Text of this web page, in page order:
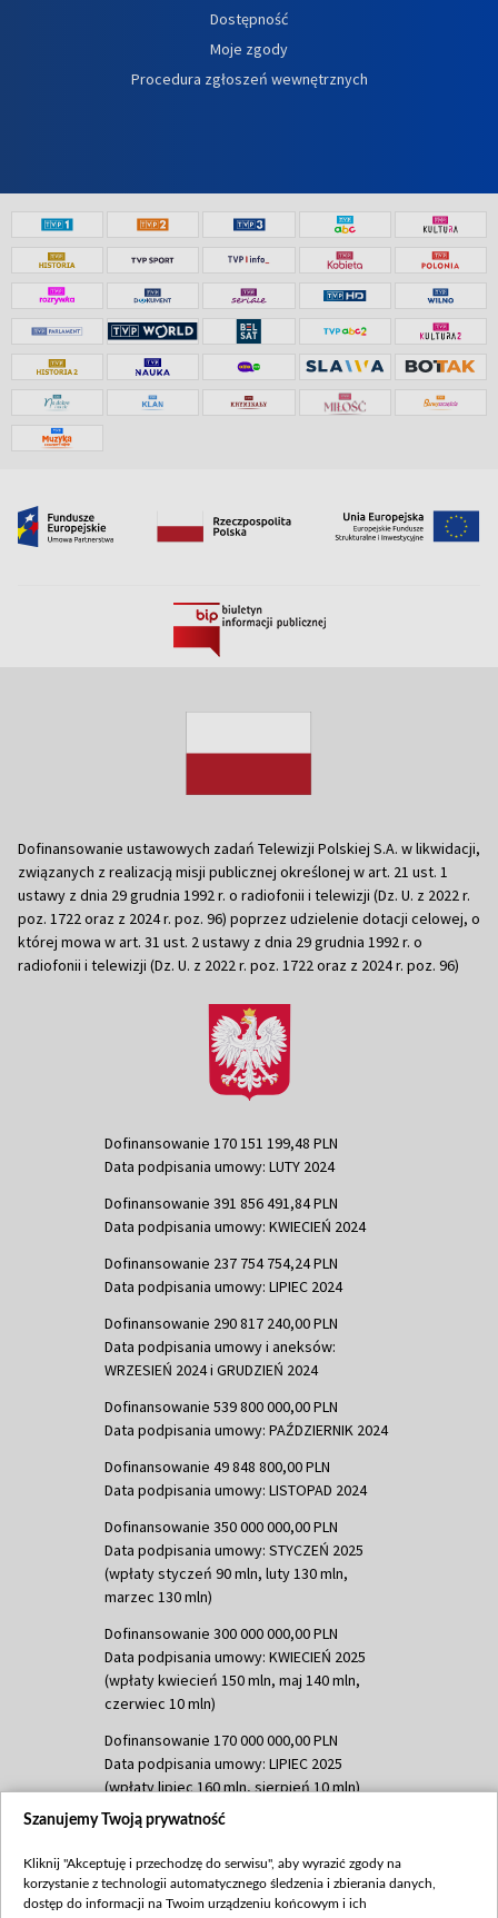
Dostępność
Moje zgody
Procedura zgłoszeń wewnętrznych
Dofinansowanie ustawowych zadań Telewizji Polskiej S.A. w likwidacji,
związanych z realizacją misji publicznej określonej w art. 21 ust. 1
ustawy z dnia 29 grudnia 1992 r. o radiofonii i telewizji (Dz. U. z 2022 r.
poz. 1722 oraz z 2024 r. poz. 96) poprzez udzielenie dotacji celowej, o
której mowa w art. 31 ust. 2 ustawy z dnia 29 grudnia 1992 r. o
radiofonii i telewizji (Dz. U. z 2022 r. poz. 1722 oraz z 2024 r. poz. 96)
Dofinansowanie 170 151 199,48 PLN
Data podpisania umowy: LUTY 2024
Dofinansowanie 391 856 491,84 PLN
Data podpisania umowy: KWIECIEŃ 2024
Dofinansowanie 237 754 754,24 PLN
Data podpisania umowy: LIPIEC 2024
Dofinansowanie 290 817 240,00 PLN
Data podpisania umowy i aneksów:
WRZESIEŃ 2024 i GRUDZIEŃ 2024
Dofinansowanie 539 800 000,00 PLN
Data podpisania umowy: PAŹDZIERNIK 2024
Dofinansowanie 49 848 800,00 PLN
Data podpisania umowy: LISTOPAD 2024
Dofinansowanie 350 000 000,00 PLN
Data podpisania umowy: STYCZEŃ 2025
(wpłaty styczeń 90 mln, luty 130 mln,
marzec 130 mln)
Dofinansowanie 300 000 000,00 PLN
Data podpisania umowy: KWIECIEŃ 2025
(wpłaty kwiecień 150 mln, maj 140 mln,
czerwiec 10 mln)
Dofinansowanie 170 000 000,00 PLN
Data podpisania umowy: LIPIEC 2025
(wpłaty lipiec 160 mln, sierpień 10 mln)
Dofinansowanie 60 000 000,00 PLN
(wpłata wrzesień 60 mln)
Dofinansowanie 635 783 051,21 PLN
Szanujemy Twoją prywatność
Kliknij "Akceptuję i przechodzę do serwisu", aby wyrazić zgody na
korzystanie z technologii automatycznego śledzenia i zbierania danych,
dostęp do informacji na Twoim urządzeniu końcowym i ich